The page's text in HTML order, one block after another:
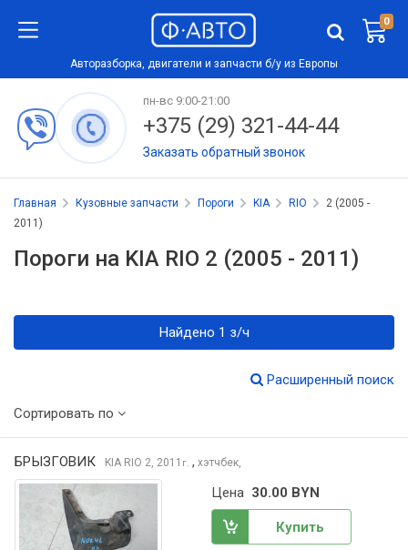
0
Авторазборка, двигатели и запчасти б/у из Европы
пн-вс 9:00-21:00
+375 (29) 321-44-44
Заказать обратный звонок
Главная Кузовные запчасти Пороги KIA RIO
2 (2005 -
2011)
Пороги на KIA RIO 2 (2005 - 2011)
Найдено 1 з/ч
Расширенный поиск
Сортировать по
БРЫЗГОВИК KIA RIO 2, 2011 г. , хэтчбек,
Цена 30.00 BYN
Купить